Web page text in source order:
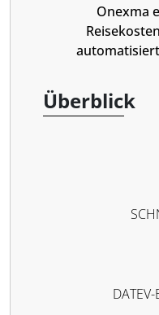
Onexma
Überblick